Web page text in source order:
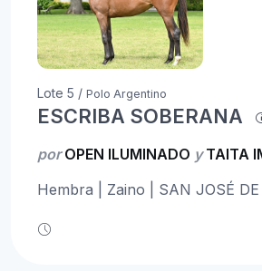
Lote 5 / Polo Argentino
ESCRIBA SOBERANA
porOPEN ILUMINADO yTAITA
Hembra | Zaino | SAN JOSÉ DE